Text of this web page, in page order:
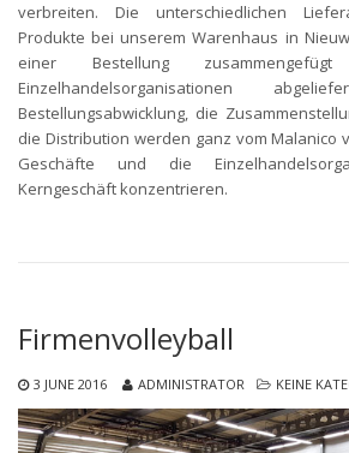
verbreiten. Die unterschiedlichen
Produkte bei unserem Warenhaus in
einer Bestellung
Einzelhandelsorganisationen
Bestellungsabwicklung, die
die Distribution werden ganz vom Malanico
Geschäfte und die
Kerngeschäft konzentrieren.
Firmenvolleyball
3 JUNE 2016 ADMINISTRATOR KEINE